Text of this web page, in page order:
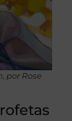
por Rose